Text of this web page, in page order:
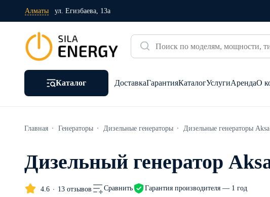
Алматы ул. Егизбаева, 13а
Каталог ДоставкаГарантияКаталогУслугиАрендаО
Главная Генераторы Дизельные генераторы Дизельные генераторы Aksa
Дизельный генератор
4.6 13 отзывов Сравнить Гарантия производителя — 1 год